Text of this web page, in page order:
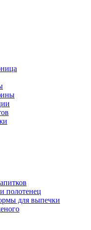
полотенец
для выпечки